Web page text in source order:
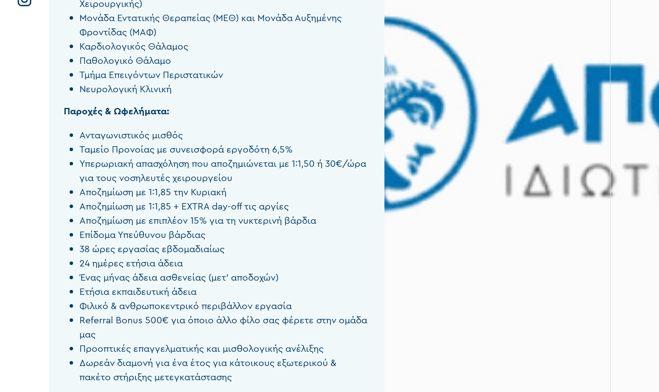
Χειρουργικής)
Μονάδα Εντατικής Θεραπείας (ΜΕΘ) και Μονάδα Αυξημένης
Φροντίδας (ΜΑΦ)
Καρδιολογικός Θάλαμος
Παθολογικό Θάλαμο
Τμήμα Επειγόντων Περιστατικών
Νευρολογική Κλινική
Παροχές & Ωφελήματα:
Ανταγωνιστικός μισθός
Ταμείο Προνοίας με συνεισφορά εργοδότη 6,5%
Υπερωριακή απασχόληση που αποζημιώνεται με 1:1,50 ή 30€/ώρα
για τους νοσηλευτές χειρουργείου
Αποζημίωση με 1:1,85 την Κυριακή
Αποζημίωση με 1:1,85 + EXTRA day-off τις αργίες
Αποζημίωση με επιπλέον 15% για τη νυκτερινή βάρδια
Επίδομα Υπεύθυνου βάρδιας
38 ώρες εργασίας εβδομαδιαίως
24 ημέρες ετήσια άδεια
Ένας μήνας άδεια ασθενείας (μετ’ αποδοχών)
Ετήσια εκπαιδευτική άδεια
Φιλικό & ανθρωποκεντρικό περιβάλλον εργασία
Referral Bonus 500€ για όποιο άλλο φίλο σας φέρετε στην ομάδα
μας
Προοπτικές επαγγελματικής και μισθολογικής ανέλιξης
Δωρεάν διαμονή για ένα έτος για κάτοικους εξωτερικού &
πακέτο στήριξης μετεγκατάστασης